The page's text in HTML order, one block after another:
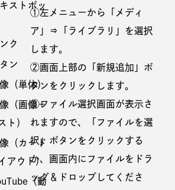
ストボッ
ク
ン
（単体）
（画像＋
ト）
（カード
アウト）
（動
①左メニューから「メディ
ア」⇒「ライブラリ」を選択
します。
②画面上部の「新規追加」ボ
タンをクリックします。
③ファイル選択画面が表示さ
れますので、「ファイルを選
択」ボタンをクリックする
か、画面内にファイルをドラ
ッグ＆ドロップしてくださ